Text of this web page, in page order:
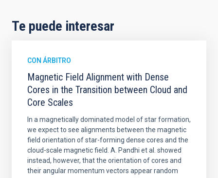
Te puede interesar
CON ÁRBITRO
Magnetic Field Alignment with Dense
Cores in the Transition between Cloud and
Core Scales
In a magnetically dominated model of star formation,
we expect to see alignments between the magnetic
field orientation of star-forming dense cores and the
cloud-scale magnetic field. A. Pandhi et al. showed
instead, however, that the orientation of cores and
their angular momentum vectors appear random